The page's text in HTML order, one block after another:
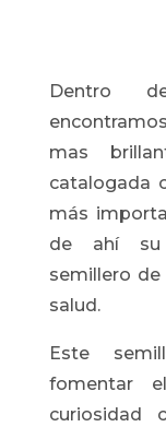
Dentro
mas
catalogada
más
de ahí su
semillero de
salud.
Este
fomentar
curiosidad